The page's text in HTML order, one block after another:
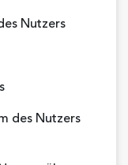
Nutzers
des Nutzers